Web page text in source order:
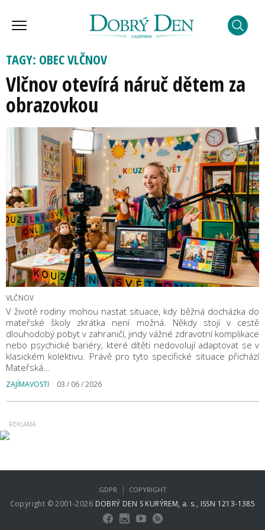
TAGY: OBEC VLČNOV
Vlčnov otevírá náruč dětem za
obrazovkou
VLČNOV
V životě rodiny mohou nastat situace, kdy běžná docházka do
mateřské školy zkrátka není možná. Někdy stojí v cestě
dlouhodobý pobyt v zahraničí, jindy vážné zdravotní komplikace
nebo psychické bariéry, které dítěti nedovolují adaptovat se v
klasickém kolektivu. Právě pro tyto specifické situace přichází
Mateřská…
ZAJÍMAVOSTI 03 / 06 / 2026
Copyright © 2001-2026 DOBRÝ DEN S KURÝREM, a. s., ISSN 1213-1385
GDPR | COPYRIGHT